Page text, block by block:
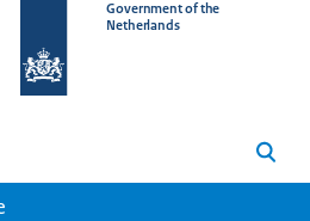
Government of the
Netherlands
Search